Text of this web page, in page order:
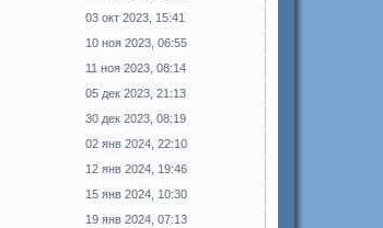
03 окт 2023, 15:41
10 ноя 2023, 06:55
11 ноя 2023, 08:14
05 дек 2023, 21:13
30 дек 2023, 08:19
02 янв 2024, 22:10
12 янв 2024, 19:46
15 янв 2024, 10:30
19 янв 2024, 07:13